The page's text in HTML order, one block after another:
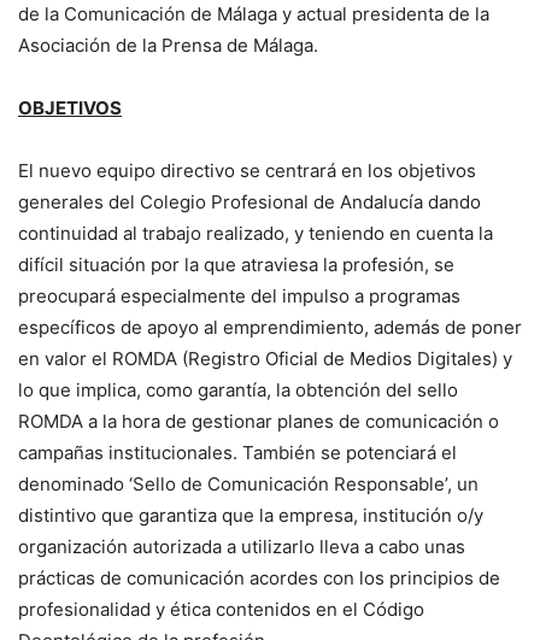
de la Comunicación de Málaga y actual presidenta de la
Asociación de la Prensa de Málaga.
OBJETIVOS
El nuevo equipo directivo se centrará en los objetivos
generales del Colegio Profesional de Andalucía dando
continuidad al trabajo realizado, y teniendo en cuenta la
difícil situación por la que atraviesa la profesión, se
preocupará especialmente del impulso a programas
específicos de apoyo al emprendimiento, además de poner
en valor el ROMDA (Registro Oficial de Medios Digitales) y
lo que implica, como garantía, la obtención del sello
ROMDA a la hora de gestionar planes de comunicación o
campañas institucionales. También se potenciará el
denominado ‘Sello de Comunicación Responsable’, un
distintivo que garantiza que la empresa, institución o/y
organización autorizada a utilizarlo lleva a cabo unas
prácticas de comunicación acordes con los principios de
profesionalidad y ética contenidos en el Código